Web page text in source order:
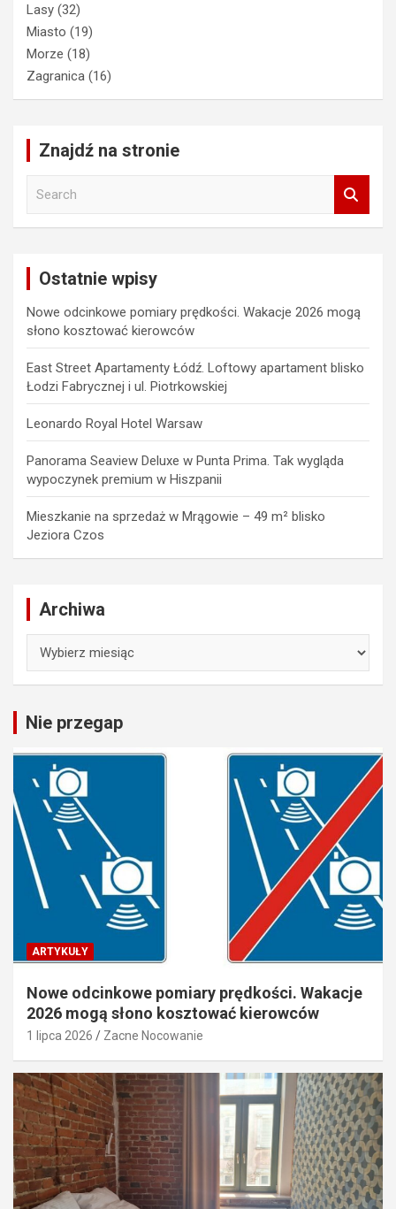
Lasy (32)
Miasto (19)
Morze (18)
Zagranica (16)
Znajdź na stronie
Ostatnie wpisy
Nowe odcinkowe pomiary prędkości. Wakacje 2026 mogą
słono kosztować kierowców
East Street Apartamenty Łódź. Loftowy apartament blisko
Łodzi Fabrycznej i ul. Piotrkowskiej
Leonardo Royal Hotel Warsaw
Panorama Seaview Deluxe w Punta Prima. Tak wygląda
wypoczynek premium w Hiszpanii
Mieszkanie na sprzedaż w Mrągowie – 49 m² blisko
Jeziora Czos
Archiwa
Nie przegap
ARTYKUŁY
Nowe odcinkowe pomiary prędkości. Wakacje
2026 mogą słono kosztować kierowców
1 lipca 2026 Zacne Nocowanie